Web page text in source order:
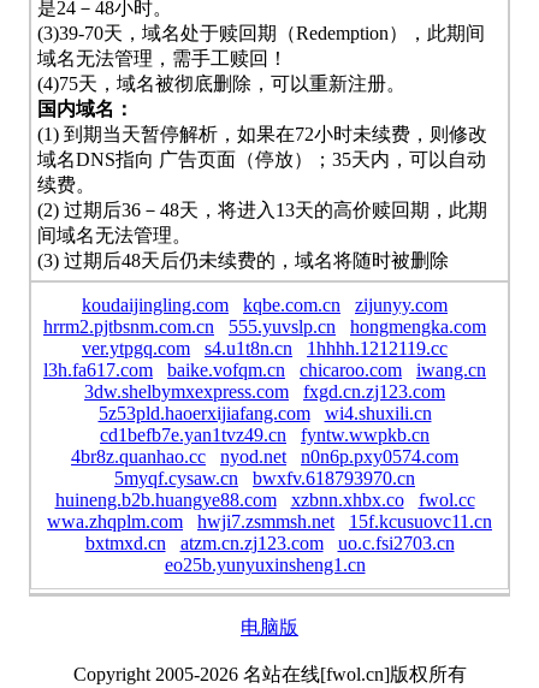
是24－48小时。
(3)39-70天，域名处于赎回期（Redemption），此期间
域名无法管理，需手工赎回！
(4)75天，域名被彻底删除，可以重新注册。
国内域名：
(1) 到期当天暂停解析，如果在72小时未续费，则修改
域名DNS指向 广告页面（停放）；35天内，可以自动
续费。
(2) 过期后36－48天，将进入13天的高价赎回期，此期
间域名无法管理。
(3) 过期后48天后仍未续费的，域名将随时被删除
koudaijingling.com kqbe.com.cn
zijunyy.com
hrrm2.pjtbsnm.com.cn
555.yuvslp.cn
hongmengka.com
ver.ytpgq.com
s4.u1t8n.cn
1hhhh.1212119.cc
l3h.fa617.com
baike.vofqm.cn chicaroo.com
iwang.cn
3dw.shelbymxexpress.com
fxgd.cn.zj123.com
5z53pld.haoerxijiafang.com
wi4.shuxili.cn
cd1befb7e.yan1tvz49.cn
fyntw.wwpkb.cn
4br8z.quanhao.cc
nyod.net
n0n6p.pxy0574.com
5myqf.cysaw.cn
bwxfv.618793970.cn
huineng.b2b.huangye88.com
xzbnn.xhbx.co
fwol.cc
wwa.zhqplm.com
hwji7.zsmmsh.net
15f.kcusuovc11.cn
bxtmxd.cn
atzm.cn.zj123.com
uo.c.fsi2703.cn
eo25b.yunyuxinsheng1.cn
电脑版
Copyright 2005-2026 名站在线[fwol.cn]版权所有